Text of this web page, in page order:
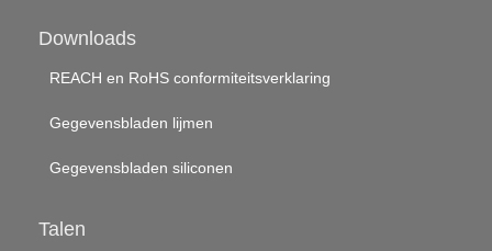
Downloads
REACH en RoHS conformiteitsverklaring
Gegevensbladen lijmen
Gegevensbladen siliconen
Talen